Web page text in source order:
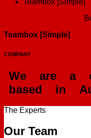
Teambox [Simple]
Teambox [Simple]
COMPANY
We are a
based
in
The Experts
Our Team